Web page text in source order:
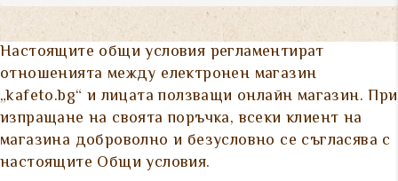
Настоящите общи условия регламентират
отношенията между електронен магазин
„kafeto.bg“ и лицата ползващи онлайн магазин. При
изпращане на своята поръчка, всеки клиент на
магазина доброволно и безусловно се съгласява с
настоящите Общи условия.